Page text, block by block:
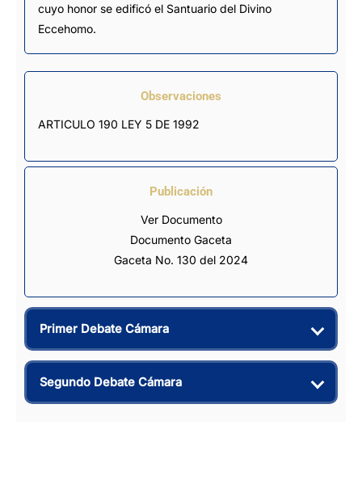
cuyo honor se edificó el Santuario del Divino
Eccehomo.
Observaciones
ARTICULO 190 LEY 5 DE 1992
Publicación
Ver Documento
Documento Gaceta
Gaceta No. 130 del 2024
Primer Debate Cámara
Segundo Debate Cámara